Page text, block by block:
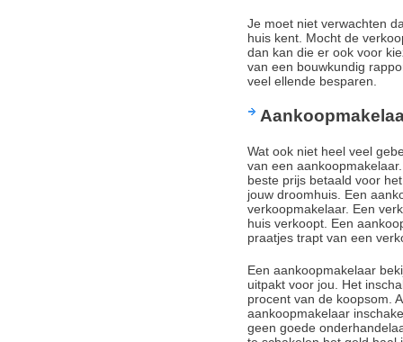
Je moet niet verwachten
huis kent. Mocht de
dan kan die er ook voor
van een bouwkundig
veel ellende besparen.
Wat ook niet heel veel
van een
beste prijs betaald voor
jouw droomhuis. Een
verkoopmakelaar. Een
huis verkoopt. Een
praatjes trapt van een
Een aankoopmakelaar
uitpakt voor jou. Het
procent van de koopsom.
aankoopmakelaar
geen goede